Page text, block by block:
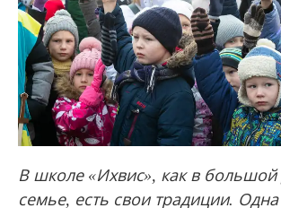
В школе «Ихвис», как в
семье, есть свои традиции.